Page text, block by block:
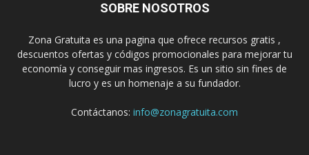
SOBRE NOSOTROS
Zona Gratuita es una pagina que ofrece recursos gratis ,
descuentos ofertas y códigos promocionales para mejorar tu
economía y conseguir mas ingresos. Es un sitio sin fines de
lucro y es un homenaje a su fundador.
Contáctanos: info@zonagratuita.com